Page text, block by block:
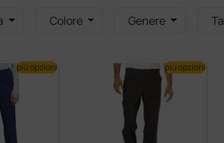
Colore Genere
più opzioni più opzioni